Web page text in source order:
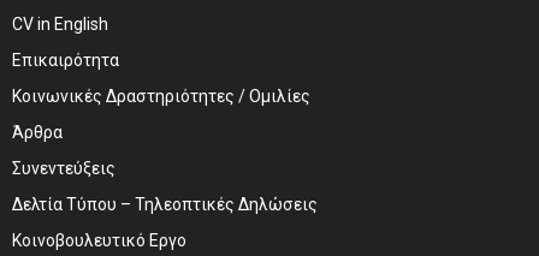
CV in English
Επικαιρότητα
Κοινωνικές Δραστηριότητες / Ομιλίες
Άρθρα
Συνεντεύξεις
Δελτία Τύπου – Τηλεοπτικές Δηλώσεις
Κοινοβουλευτικό Εργο